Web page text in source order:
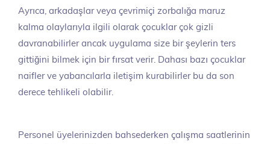
Ayrıca, arkadaşlar veya çevrimiçi zorbalığa maruz
kalma olaylarıyla ilgili olarak çocuklar çok gizli
davranabilirler ancak uygulama size bir şeylerin ters
gittiğini bilmek için bir fırsat verir. Dahası bazı çocuklar
naifler ve yabancılarla iletişim kurabilirler bu da son
derece tehlikeli olabilir.
Personel üyelerinizden bahsederken çalışma saatlerinin